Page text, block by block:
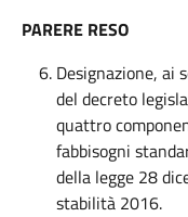
PARERE RESO
Designazione, ai
del decreto
quattro
fabbisogni
della legge 28
stabilità 2016.